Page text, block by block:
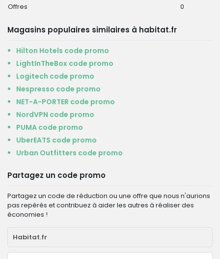
Offres
0
Magasins populaires similaires à habitat.fr
Hilton Hotels code promo
LightInTheBox code promo
Logitech code promo
Nespresso code promo
NET-A-PORTER code promo
NordVPN code promo
PUMA code promo
UberEATS code promo
Urban Outfitters code promo
Partagez un code promo
Partagez un code de réduction ou une offre que nous n'aurions
pas repérés et contribuez à aider les autres à réaliser des
économies !